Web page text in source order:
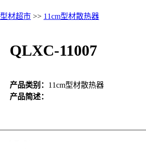
型材超市 >> 11cm型材散热器
QLXC-11007
产品类别： 11cm型材散热器
产品简述：